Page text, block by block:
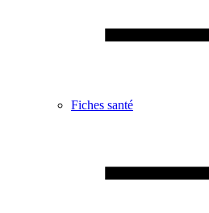
Fiches santé